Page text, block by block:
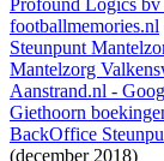
Profound Logics bv
footballmemories.nl
Steunpunt
Mantelzorg
Aanstrand.nl -
Giethoorn
BackOffice
(december 2018)